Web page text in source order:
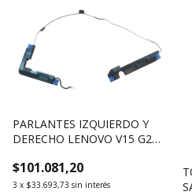
PARLANTES IZQUIERDO Y
DERECHO LENOVO V15 G2
$101.081,20
3 x $33.693,73 sin interés